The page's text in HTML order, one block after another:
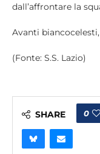
dall’affrontare la
Avanti
(Fonte: S.S. Lazio)
SHARE 0